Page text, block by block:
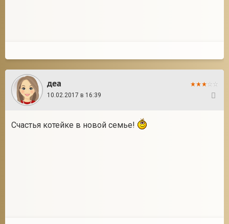
деа
10.02.2017 в 16:39
Счастья котейке в новой семье!